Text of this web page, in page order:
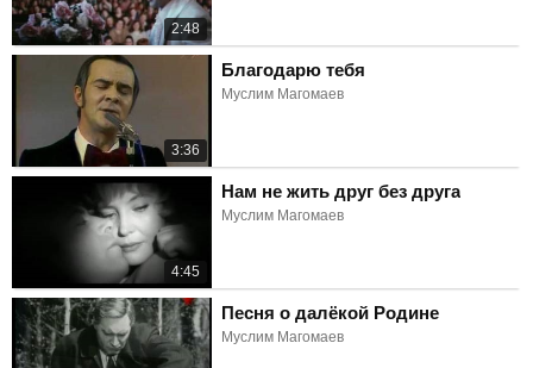
2:48
3:36
Благодарю тебя
Муслим Магомаев
4:45
Нам не жить друг без друга
Муслим Магомаев
Песня о далёкой Родине
Муслим Магомаев